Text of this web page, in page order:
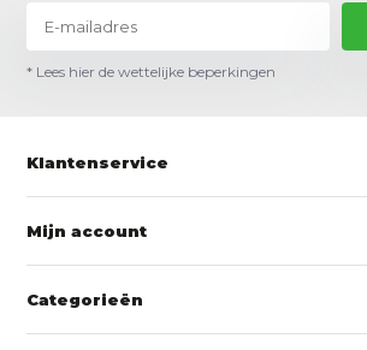
* Lees hier de wettelijke beperkingen
Klantenservice
Mijn account
Categorieën